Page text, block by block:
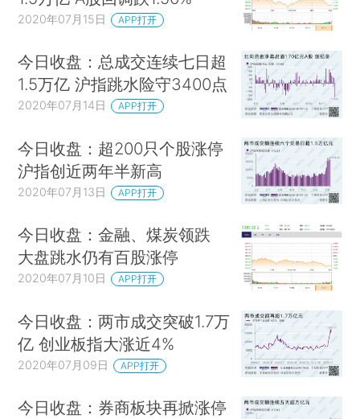
2020年07月15日 APP打开
今日收盘：总成交连续七日超
1.5万亿 沪指跳水险守3400点
2020年07月14日 APP打开
今日收盘：超200只个股涨停
沪指创近两年半新高
2020年07月13日 APP打开
今日收盘：金融、煤炭领跌
大盘跳水仍有百股涨停
2020年07月10日 APP打开
今日收盘：两市成交突破1.7万
亿 创业板指大涨近4%
2020年07月09日 APP打开
今日收盘：券商板块再掀涨停